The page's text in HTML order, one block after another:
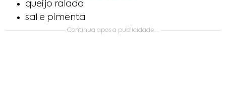
queijo ralado
sal e pimenta
Continua apos a publicidade….